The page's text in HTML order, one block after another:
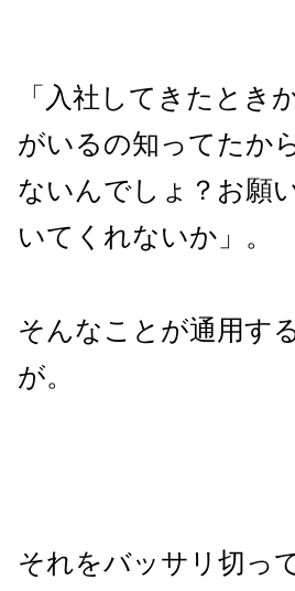
「入社してきたとき
がいるの知ってたか
ないんでしょ？お願
いてくれないか」。
そんなことが通用す
が。
それをバッサリ切っ